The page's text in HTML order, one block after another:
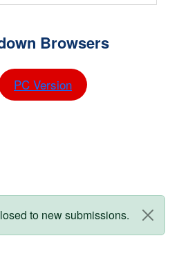
Browsers
PC Version
to new submissions.